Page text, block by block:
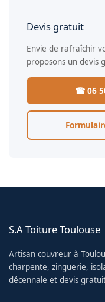
Devis gratuit
Envie de rafraîchir
proposons un devis
☎ 06
S.A Toiture Toulouse
Artisan couvreur à
charpente, zinguerie,
décennale et devis